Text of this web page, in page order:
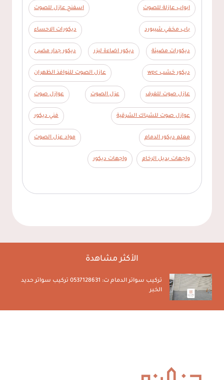
ابواب عازلة للصوت اسفنج عازل للصوت
باب مخفي شيبورد ديكورات الاحساء
ديكورات مضيئة ديكور اضاءة ليزر ديكور جدار مضيئ
ديكور خشب wpc عازل الصوت للنوافذ الظهران
عازل صوت للغرف عزل الصوت عوازل صوت
عوازل صوت للشباك الشرقية فني ديكور
معلم ديكور الدمام مواد عزل الصوت
واجهات بديل الرخام واجهات ديكور
الأكثر مشاهدة
تركيب سواتر الدمام ت: 0537128631 تركيب سواتر حديد
الخبر